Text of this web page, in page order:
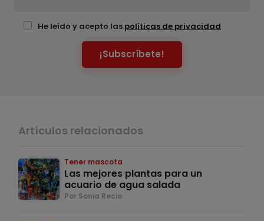
He leído y acepto las políticas de privacidad
¡Subscríbete!
Artículos relacionados
Tener mascota
Las mejores plantas para un
acuario de agua salada
Por Sonia Recio